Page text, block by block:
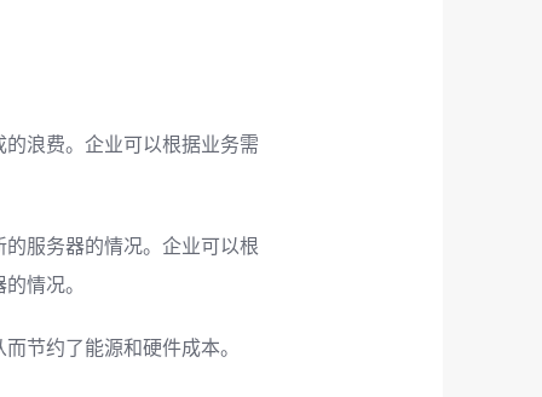
浪费。企业可以根据业务需
服务器的情况。企业可以根
情况。
节约了能源和硬件成本。